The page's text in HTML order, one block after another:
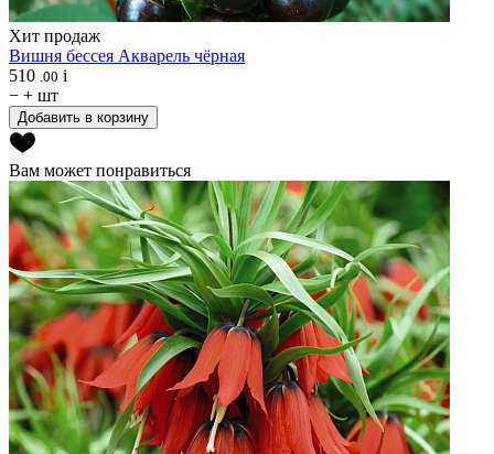
Хит продаж
Вишня бессея Акварель чёрная
510 .00 i
− + шт
Добавить в корзину
Вам может понравиться